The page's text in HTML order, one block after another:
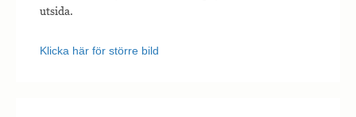
utsida.
Klicka här för större bild